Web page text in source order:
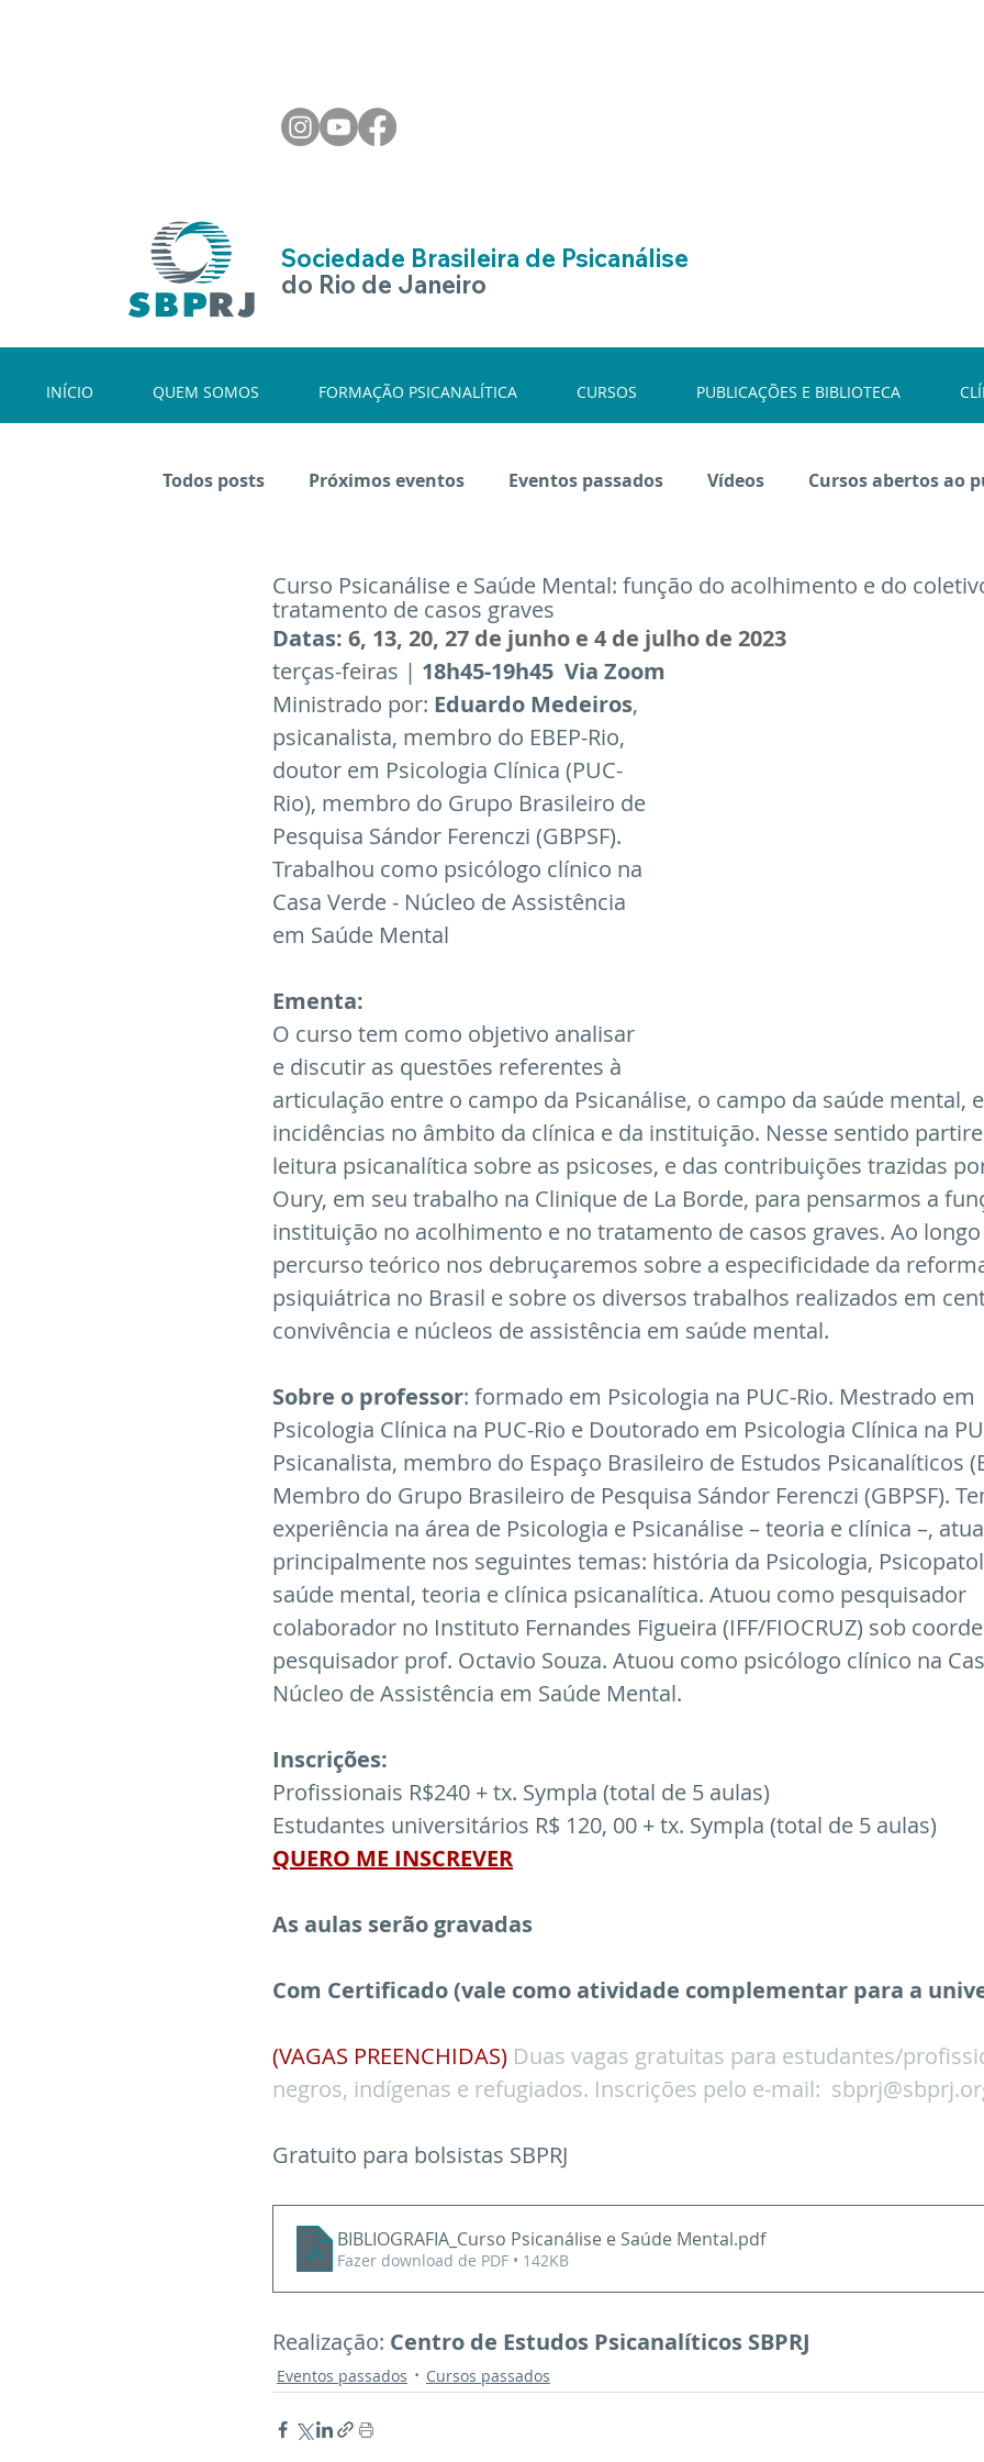
Sociedade Brasileira de Psicanálise
do Rio de Janeiro
Todos posts Próximos eventos Eventos passados Vídeos Cursos abertos ao
Curso Psicanálise e Saúde Mental: função do acolhimento e do
tratamento de casos graves
Datas: 6, 13, 20, 27 de junho e 4 de julho de 2023
terças-feiras | 18h45-19h45  Via Zoom
Ministrado por: Eduardo Medeiros,
psicanalista, membro do EBEP-Rio,
doutor em Psicologia Clínica (PUC-
Rio), membro do Grupo Brasileiro de
Pesquisa Sándor Ferenczi (GBPSF).
Trabalhou como psicólogo clínico na
Casa Verde - Núcleo de Assistência
em Saúde Mental
Ementa:
O curso tem como objetivo analisar
e discutir as questões referentes à
articulação entre o campo da Psicanálise, o campo da saúde mental,
incidências no âmbito da clínica e da instituição. Nesse sentido
leitura psicanalítica sobre as psicoses, e das contribuições trazidas
Oury, em seu trabalho na Clinique de La Borde, para pensarmos a
instituição no acolhimento e no tratamento de casos graves. Ao
percurso teórico nos debruçaremos sobre a especificidade da
psiquiátrica no Brasil e sobre os diversos trabalhos realizados em
convivência e núcleos de assistência em saúde mental.
Sobre o professor: formado em Psicologia na PUC-Rio. Mestrado em
Psicologia Clínica na PUC-Rio e Doutorado em Psicologia Clínica na
Psicanalista, membro do Espaço Brasileiro de Estudos Psicanalíticos
Membro do Grupo Brasileiro de Pesquisa Sándor Ferenczi (GBPSF).
experiência na área de Psicologia e Psicanálise – teoria e clínica –,
principalmente nos seguintes temas: história da Psicologia,
saúde mental, teoria e clínica psicanalítica. Atuou como pesquisador
colaborador no Instituto Fernandes Figueira (IFF/FIOCRUZ) sob
pesquisador prof. Octavio Souza. Atuou como psicólogo clínico na
Núcleo de Assistência em Saúde Mental.
Inscrições:
Profissionais R$240 + tx. Sympla (total de 5 aulas)
Estudantes universitários R$ 120, 00 + tx. Sympla (total de 5 aulas)
QUERO ME INSCREVER
As aulas serão gravadas
Com Certificado (vale como atividade complementar para a
(VAGAS PREENCHIDAS) Duas vagas gratuitas para estudantes/
negros, indígenas e refugiados. Inscrições pelo e-mail:
Gratuito para bolsistas SBPRJ
BIBLIOGRAFIA_Curso Psicanálise e Saúde Mental.pdf
Fazer download de PDF • 142KB
Realização: Centro de Estudos Psicanalíticos SBPRJ
Eventos passados Cursos passados
INÍCIO QUEM SOMOS FORMAÇÃO PSICANALÍTICA CURSOS PUBLICAÇÕES E BIBLIOTECA